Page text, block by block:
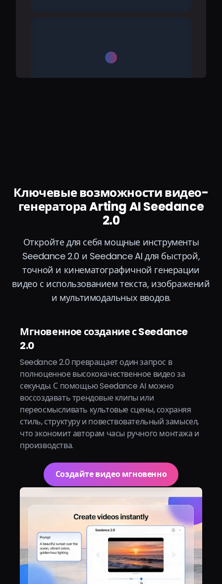
Ключевые возможности видео-
генератора Arting AI Seedance
2.0
Откройте для себя мощные инструменты
Seedance 2.0 и Seedance AI для быстрой,
точной и кинематографичной генерации
видео с использованием текста, изображений
и мультимодальных вводов.
Мгновенное создание с Seedance
2.0
Seedance 2.0 превращает один запрос в
полноценное высококачественное видео за
секунды. С помощью Seedance AI можно
воссоздавать трендовые клипы или
переосмысливать культовые сцены, сохраняя
стиль, структуру и повествовательный замысел,
что экономит авторам часы ручного монтажа и
производства.
Создайте видео мгновенно